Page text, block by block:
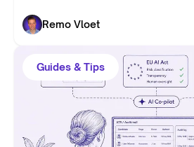
Remo Vloet
Guides & Tips